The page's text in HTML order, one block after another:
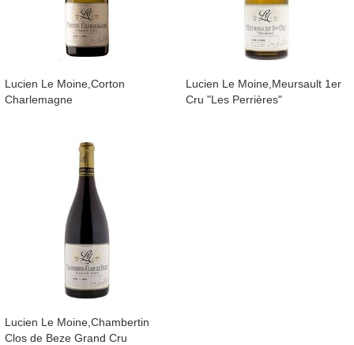
​Lucien Le Moine,Corton
Charlemagne
Lucien Le Moine,Meursault 1er
Cru "Les Perrières"
​Lucien Le Moine,Chambertin
Clos de Beze Grand Cru